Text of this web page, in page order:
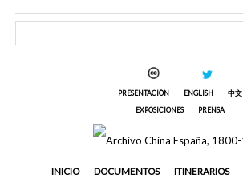
PRESENTACIÓN ENGLISH
中文
EXPOSICIONES
PRENSA
INICIO DOCUMENTOS ITINERARIOS